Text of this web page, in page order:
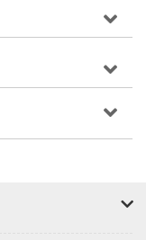
Maria Palm）和
一部時尚度破
的精彩影片。
丹麥搬到巴
一段不穩定的關
個控制狂到上